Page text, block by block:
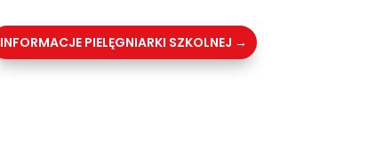
INFORMACJE PIELĘGNIARKI SZKOLNEJ →